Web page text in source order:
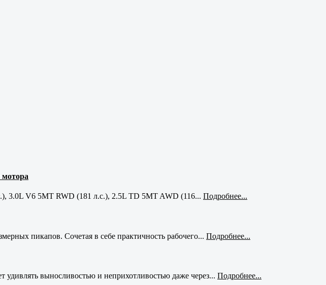
мотора
3.0L V6 5MT RWD (181 л.с.), 2.5L TD 5MT AWD (116... Подробнее...
пикапов. Сочетая в себе практичность рабочего... Подробнее...
выносливостью и неприхотливостью даже через... Подробнее...